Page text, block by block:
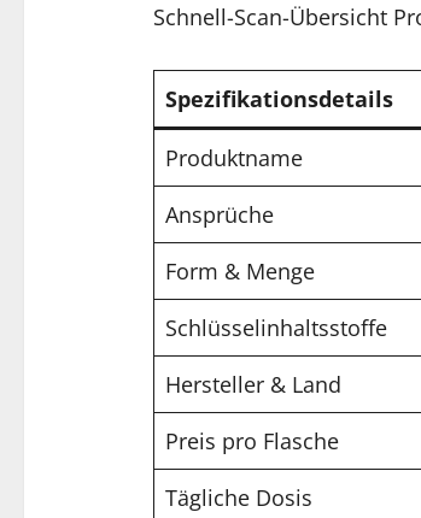
Schnell-Scan-Übersicht
Spezifikationsdetails
Produktname
Ansprüche
Form & Menge
Schlüsselinhaltsstoffe
Hersteller & Land
Preis pro Flasche
Tägliche Dosis